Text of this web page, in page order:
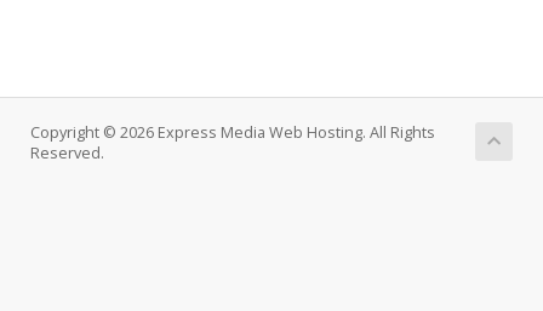
Copyright © 2026 Express Media Web Hosting. All Rights
Reserved.